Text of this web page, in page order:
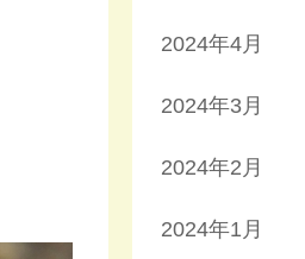
2024年4月
2024年3月
2024年2月
2024年1月